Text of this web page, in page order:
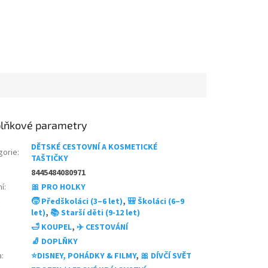
parametry
:
DĚTSKÉ CESTOVNÍ A KOSMETICKÉ
TAŠTIČKY
8445484080971
:
🎀 PRO HOLKY
🧒 Předškoláci (3–6 let),🎒 Školáci (6–9
let), 📚 Starší děti (9-12 let)
🛁 KOUPEL,✈️ CESTOVÁNÍ
🧦 DOPLŇKY
: ⭐DISNEY, POHÁDKY & FILMY, 🎀 DÍVČÍ SVĚT